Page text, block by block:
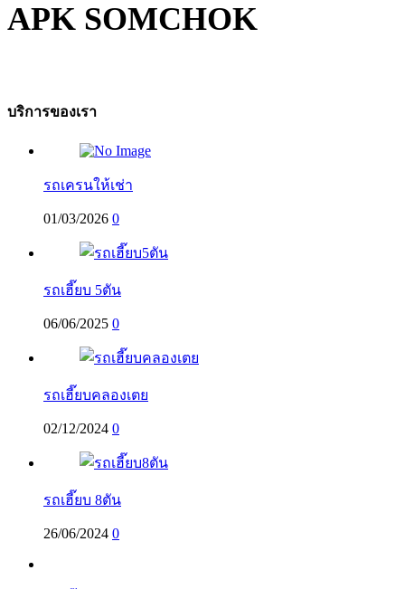
APK SOMCHOK
บริการของเรา
รถเครนให้เช่า
01/03/2026 0
รถเฮี๊ยบ 5ตัน
06/06/2025 0
รถเฮี๊ยบคลองเตย
02/12/2024 0
รถเฮี๊ยบ 8ตัน
26/06/2024 0